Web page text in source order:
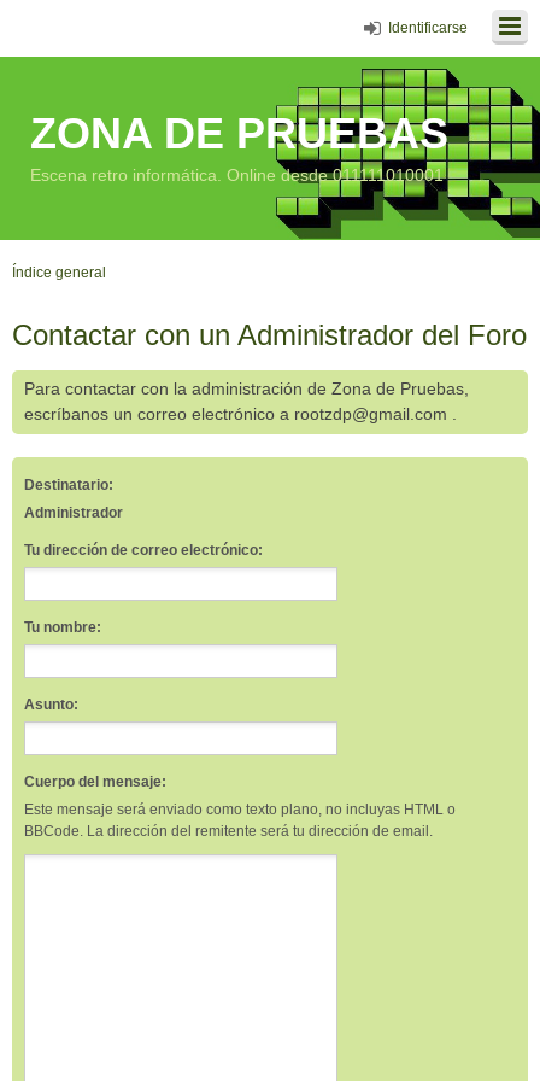
Identificarse
ZONA DE PRUEBAS
Escena retro informática. Online desde 011111010001
Índice general
Contactar con un Administrador del Foro
Para contactar con la administración de Zona de Pruebas,
escríbanos un correo electrónico a rootzdp@gmail.com .
Destinatario:
Administrador
Tu dirección de correo electrónico:
Tu nombre:
Asunto:
Cuerpo del mensaje:
Este mensaje será enviado como texto plano, no incluyas HTML o
BBCode. La dirección del remitente será tu dirección de email.